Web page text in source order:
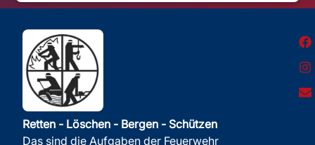
Retten - Löschen - Bergen - Schützen
Das sind die Aufgaben der Feuerwehr